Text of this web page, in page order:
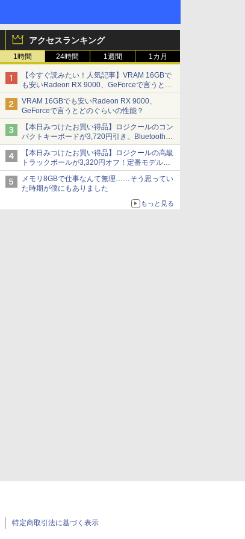
アクセスランキング
1時間 24時間 1週間 1カ月
【今すぐ読みたい！人気記事】VRAM 16GBで
も安いRadeon RX 9000、GeForceで言うとど
のぐらいの性能？ - PC Watch
VRAM 16GBでも安いRadeon RX 9000、
GeForceで言うとどのぐらいの性能？
【本日みつけたお買い得品】ロジクールのコン
パクトキーボードが3,720円引き。Bluetoothで3
台接続対応
【本日みつけたお買い得品】ロジクールの高級
トラックボールが3,320円オフ！定番モデルも
5,280円に割引中
メモリ8GBで仕事なんて無理……そう思ってい
た時期が僕にもありました
もっと見る
特定商取引法に基づく表示